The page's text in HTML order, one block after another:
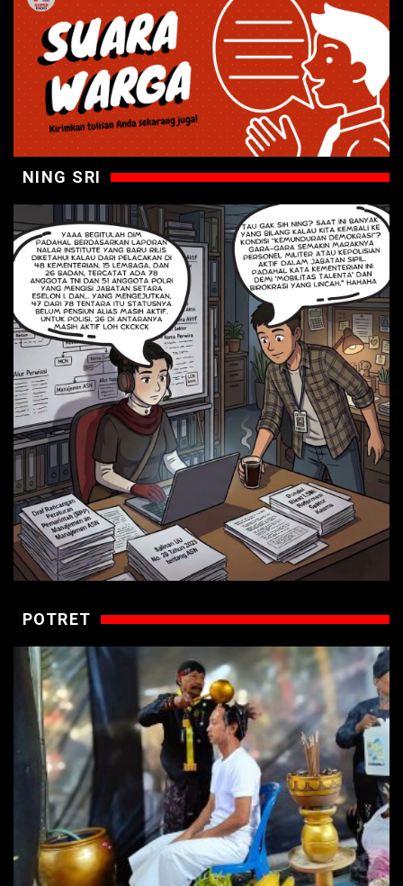
NING SRI
POTRET